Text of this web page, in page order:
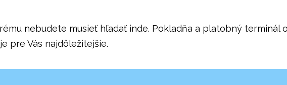
nebudete musieť hľadať inde. Pokladňa a platobný terminál
pre Vás najdôležitejšie.